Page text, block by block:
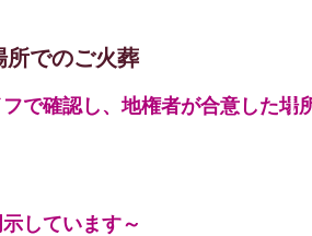
所でのご火葬
で確認し、地権者が合意した場
しています～